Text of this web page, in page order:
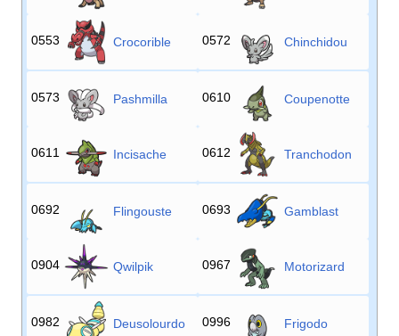
0553 Crocorible 0572 Chinchidou
0573 Pashmilla 0610 Coupenotte
0611 Incisache 0612 Tranchodon
0692 Flingouste 0693 Gamblast
0904 Qwilpik 0967 Motorizard
0982 Deusolourdo 0996 Frigodo